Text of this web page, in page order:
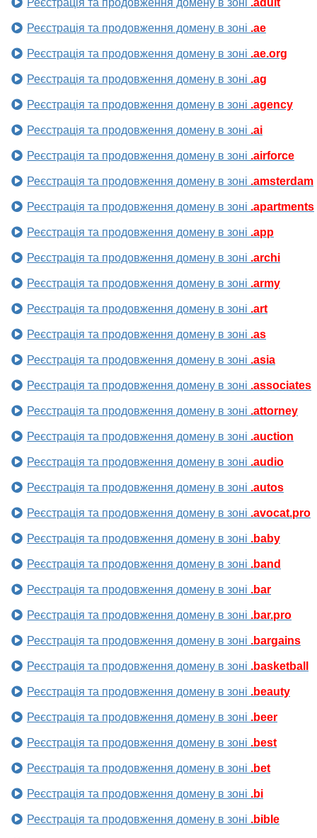
Реєстрація та продовження домену в зоні .adult
Реєстрація та продовження домену в зоні .ae
Реєстрація та продовження домену в зоні .ae.org
Реєстрація та продовження домену в зоні .ag
Реєстрація та продовження домену в зоні .agency
Реєстрація та продовження домену в зоні .ai
Реєстрація та продовження домену в зоні .airforce
Реєстрація та продовження домену в зоні .amsterdam
Реєстрація та продовження домену в зоні .apartments
Реєстрація та продовження домену в зоні .app
Реєстрація та продовження домену в зоні .archi
Реєстрація та продовження домену в зоні .army
Реєстрація та продовження домену в зоні .art
Реєстрація та продовження домену в зоні .as
Реєстрація та продовження домену в зоні .asia
Реєстрація та продовження домену в зоні .associates
Реєстрація та продовження домену в зоні .attorney
Реєстрація та продовження домену в зоні .auction
Реєстрація та продовження домену в зоні .audio
Реєстрація та продовження домену в зоні .autos
Реєстрація та продовження домену в зоні .avocat.pro
Реєстрація та продовження домену в зоні .baby
Реєстрація та продовження домену в зоні .band
Реєстрація та продовження домену в зоні .bar
Реєстрація та продовження домену в зоні .bar.pro
Реєстрація та продовження домену в зоні .bargains
Реєстрація та продовження домену в зоні .basketball
Реєстрація та продовження домену в зоні .beauty
Реєстрація та продовження домену в зоні .beer
Реєстрація та продовження домену в зоні .best
Реєстрація та продовження домену в зоні .bet
Реєстрація та продовження домену в зоні .bi
Реєстрація та продовження домену в зоні .bible